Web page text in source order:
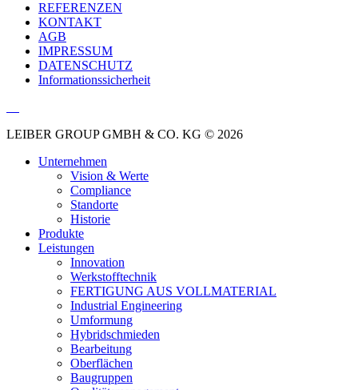
REFERENZEN
KONTAKT
AGB
IMPRESSUM
DATENSCHUTZ
Informationssicherheit
LEIBER GROUP GMBH & CO. KG © 2026
Unternehmen
Vision & Werte
Compliance
Standorte
Historie
Produkte
Leistungen
Innovation
Werkstofftechnik
FERTIGUNG AUS VOLLMATERIAL
Industrial Engineering
Umformung
Hybridschmieden
Bearbeitung
Oberflächen
Baugruppen